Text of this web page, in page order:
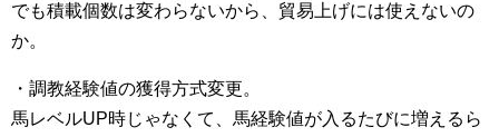
でも積載個数は変わらないから、貿易上げには使えないの
か。
・調教経験値の獲得方式変更。
馬レベルUP時じゃなくて、馬経験値が入るたびに増えるら